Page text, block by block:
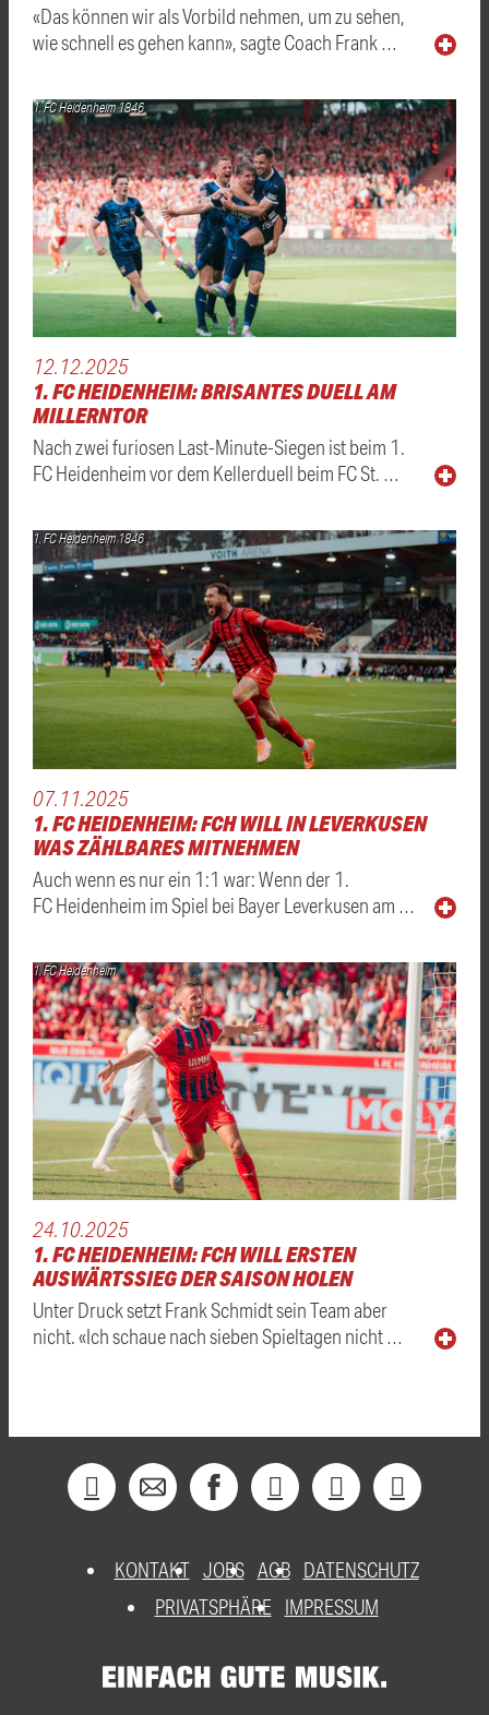
«Das können wir als Vorbild nehmen, um zu sehen,
wie schnell es gehen kann», sagte Coach Frank …
1. FC Heidenheim 1846
12.12.2025
1. FC HEIDENHEIM: BRISANTES DUELL AM
MILLERNTOR
Nach zwei furiosen Last-Minute-Siegen ist beim 1.
FC Heidenheim vor dem Kellerduell beim FC St. …
1. FC Heidenheim 1846
07.11.2025
1. FC HEIDENHEIM: FCH WILL IN LEVERKUSEN
WAS ZÄHLBARES MITNEHMEN
Auch wenn es nur ein 1:1 war: Wenn der 1.
FC Heidenheim im Spiel bei Bayer Leverkusen am …
1. FC Heidenheim
24.10.2025
1. FC HEIDENHEIM: FCH WILL ERSTEN
AUSWÄRTSSIEG DER SAISON HOLEN
Unter Druck setzt Frank Schmidt sein Team aber
nicht. «Ich schaue nach sieben Spieltagen nicht …
KONTAKT JOBS AGB DATENSCHUTZ
PRIVATSPHÄRE
IMPRESSUM